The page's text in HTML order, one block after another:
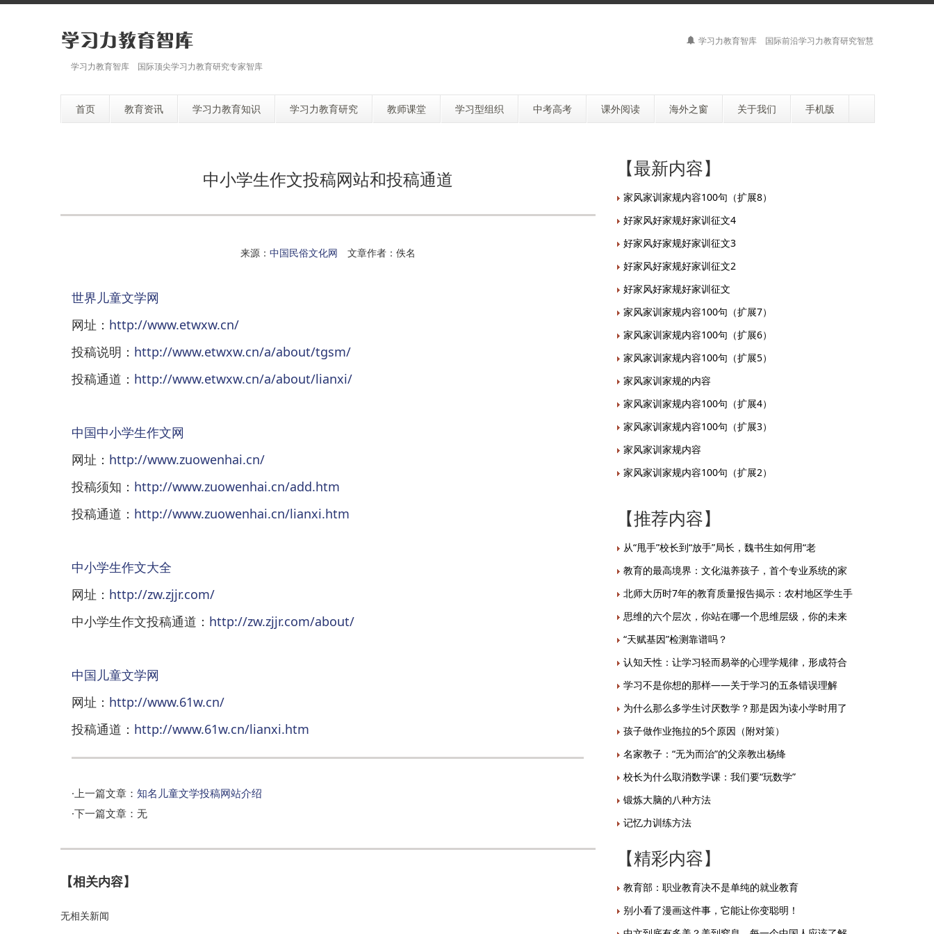
学习力教育智库 国际顶尖学习力教育研究专家智库
学习力教育智库 国际前沿学习力教育研究智慧
首页 教育资讯 学习力教育知识 学习力教育研究 教师课堂 学习型组织 中考高考 课外阅读 海外之窗 关于我们 手机版
中小学生作文投稿网站和投稿通道
来源： 中国民俗文化网 文章作者：佚名
世界儿童文学网
网址： http://www.etwxw.cn/
投稿说明： http://www.etwxw.cn/a/about/tgsm/
投稿通道： http://www.etwxw.cn/a/about/lianxi/
中国中小学生作文网
网址： http://www.zuowenhai.cn/
投稿须知： http://www.zuowenhai.cn/add.htm
投稿通道： http://www.zuowenhai.cn/lianxi.htm
中小学生作文大全
网址： http://zw.zjjr.com/
中小学生作文投稿通道： http://zw.zjjr.com/about/
中国儿童文学网
网址： http://www.61w.cn/
投稿通道： http://www.61w.cn/lianxi.htm
·上一篇文章： 知名儿童文学投稿网站介绍
·下一篇文章：无
【相关内容】
无相关新闻
【最新内容】
家风家训家规内容100句（扩展8）
好家风好家规好家训征文4
好家风好家规好家训征文3
好家风好家规好家训征文2
好家风好家规好家训征文
家风家训家规内容100句（扩展7）
家风家训家规内容100句（扩展6）
家风家训家规内容100句（扩展5）
家风家训家规的内容
家风家训家规内容100句（扩展4）
家风家训家规内容100句（扩展3）
家风家训家规内容
家风家训家规内容100句（扩展2）
【推荐内容】
从“甩手”校长到“放手”局长，魏书生如何用“老
教育的最高境界：文化滋养孩子，首个专业系统的家
北师大历时7年的教育质量报告揭示：农村地区学生手
思维的六个层次，你站在哪一个思维层级，你的未来
“天赋基因”检测靠谱吗？
认知天性：让学习轻而易举的心理学规律，形成符合
学习不是你想的那样——关于学习的五条错误理解
为什么那么多学生讨厌数学？那是因为读小学时用了
孩子做作业拖拉的5个原因（附对策）
名家教子：“无为而治”的父亲教出杨绛
校长为什么取消数学课：我们要“玩数学”
锻炼大脑的八种方法
记忆力训练方法
【精彩内容】
教育部：职业教育决不是单纯的就业教育
别小看了漫画这件事，它能让你变聪明！